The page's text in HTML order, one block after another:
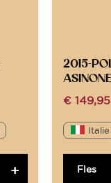
2015-
€ 149,95
Italie
Fles